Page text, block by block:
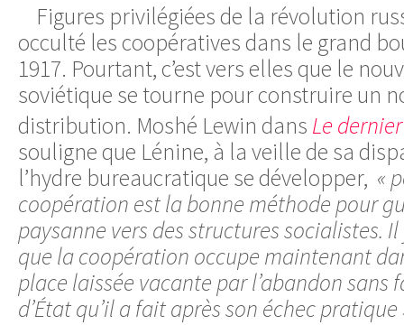
Figures privilégiées de la révolution
occulté les coopératives dans le grand
1917. Pourtant, c’est vers elles que le
soviétique se tourne pour construire un
distribution. Moshé Lewin dans Le
souligne que Lénine, à la veille de sa
l’hydre bureaucratique se développer, «
coopération est la bonne méthode pour
paysanne vers des structures socialistes.
que la coopération occupe maintenant
place laissée vacante par l’abandon sans
d’État qu’il a fait après son échec pratique